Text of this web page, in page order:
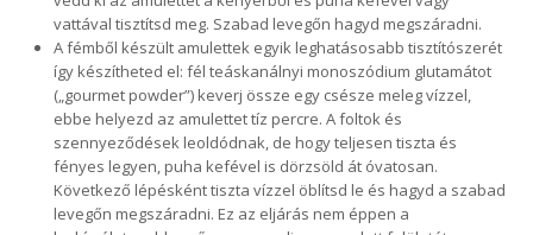
vattával tisztítsd meg. Szabad levegőn hagyd megszáradni.
A fémből készült amulettek egyik leghatásosabb tisztítószerét
így készítheted el: fél teáskanálnyi monoszódium glutamátot
(„gourmet powder”) keverj össze egy csésze meleg vízzel,
ebbe helyezd az amulettet tíz percre. A foltok és
szennyeződések leoldódnak, de hogy teljesen tiszta és
fényes legyen, puha kefével is dörzsöld át óvatosan.
Következő lépésként tiszta vízzel öblítsd le és hagyd a szabad
levegőn megszáradni. Ez az eljárás nem éppen a